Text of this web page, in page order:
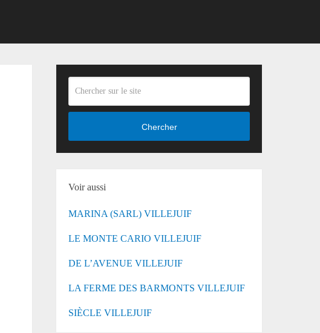
Chercher
Voir aussi
MARINA (SARL) VILLEJUIF
LE MONTE CARIO VILLEJUIF
DE L’AVENUE VILLEJUIF
LA FERME DES BARMONTS VILLEJUIF
SIÈCLE VILLEJUIF